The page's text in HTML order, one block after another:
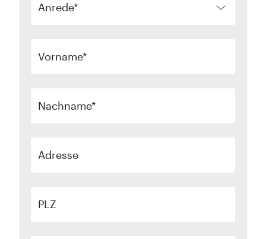
Anrede
Vorname
Nachname
Adresse
PLZ